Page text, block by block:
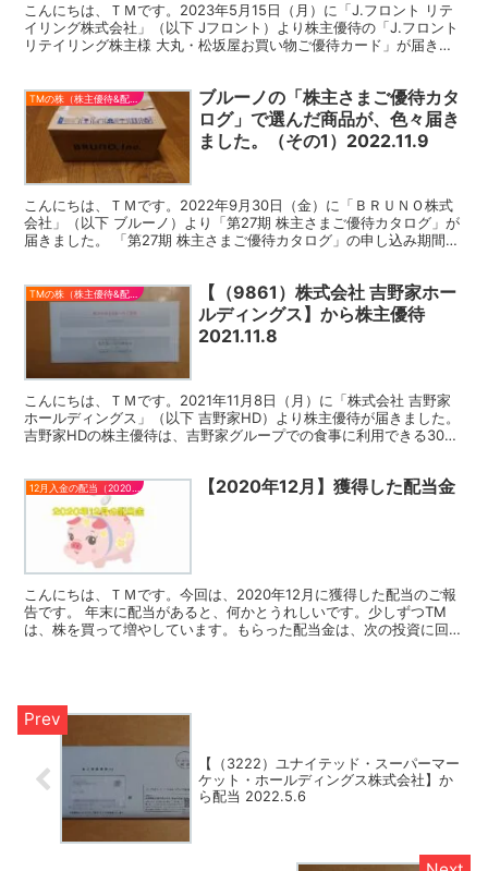
こんにちは、ＴＭです。2023年5月15日（月）に「J.フロント リテ
イリング株式会社」（以下 Jフロント）より株主優待の「J.フロント
リテイリング株主様 大丸・松坂屋お買い物ご優待カード」が届きま
ブルーノの「株主さまご優待カタ
ログ」で選んだ商品が、色々届き
ました。（その1）2022.11.9
こんにちは、ＴＭです。2022年9月30日（金）に「ＢＲＵＮＯ株式
会社」（以下 ブルーノ）より「第27期 株主さまご優待カタログ」が
届きました。 「第27期 株主さまご優待カタログ」の申し込み期間
【（9861）株式会社 吉野家ホー
ルディングス】から株主優待
2021.11.8
こんにちは、ＴＭです。2021年11月8日（月）に「株式会社 吉野家
ホールディングス」（以下 吉野家HD）より株主優待が届きました。
吉野家HDの株主優待は、吉野家グループでの食事に利用できる300
12月入金の配当（2020） 【2020年12月】獲得した配当金
こんにちは、ＴＭです。今回は、2020年12月に獲得した配当のご報
告です。 年末に配当があると、何かとうれしいです。少しずつTM
は、株を買って増やしています。もらった配当金は、次の投資に回す
【（3222）ユナイテッド・スーパーマー
ケット・ホールディングス株式会社】か
ら配当 2022.5.6